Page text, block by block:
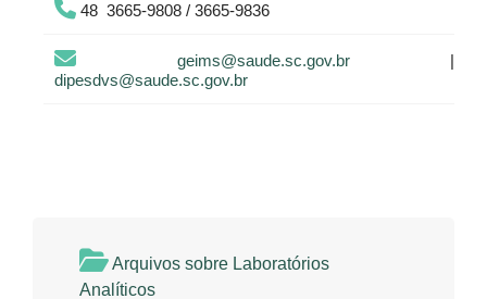
48 3665-9808 / 3665-9836
geims@saude.sc.gov.br|
dipesdvs@saude.sc.gov.br
Arquivos sobre Laboratórios
Analíticos